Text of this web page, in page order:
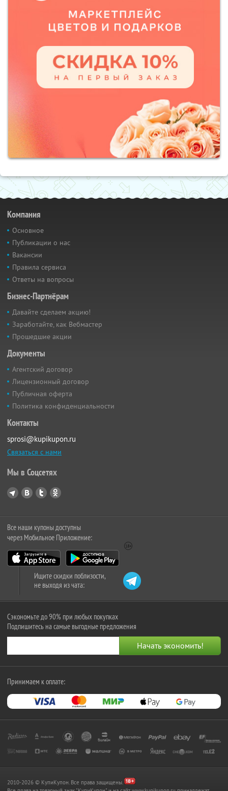
Компания
Основное
Публикации о нас
Вакансии
Правила сервиса
Ответы на вопросы
Бизнес-Партнёрам
Давайте сделаем акцию!
Заработайте, как Вебмастер
Прошедшие акции
Документы
Агентский договор
Лицензионный договор
Публичная оферта
Политика конфиденциальности
Контакты
sprosi@kupikupon.ru
Связаться с нами
Мы в Соцсетях
Все наши купоны доступны
через Мобильное Приложение:
Ищите скидки поблизости,
не выходя из чата:
Сэкономьте до 90% при любых покупках
Подпишитесь на самые выгодные предложения
Принимаем к оплате:
2010-2026 © КупиКупон. Все права защищены.